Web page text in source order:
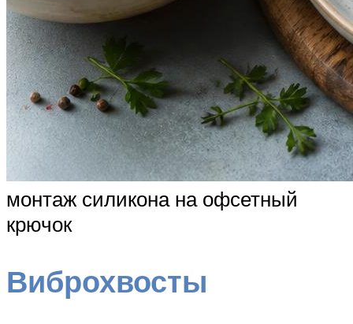
монтаж силикона на офсетный
крючок
Виброхвосты